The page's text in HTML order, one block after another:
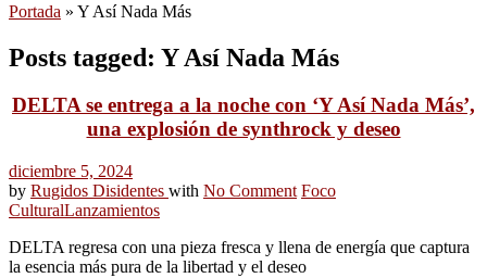
Portada » Y Así Nada Más
Posts tagged: Y Así Nada Más
DELTA se entrega a la noche con ‘Y Así Nada Más’,
una explosión de synthrock y deseo
diciembre 5, 2024
by Rugidos Disidentes with No Comment Foco
CulturalLanzamientos
DELTA regresa con una pieza fresca y llena de energía que captura
la esencia más pura de la libertad y el deseo